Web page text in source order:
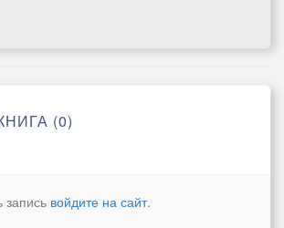
(0)
запись войдите на сайт.